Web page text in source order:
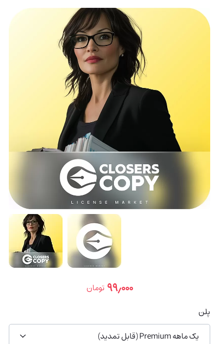
۹۹٫۰۰۰ تومان
پلن
یک ماهه Premium (قابل تمدید)